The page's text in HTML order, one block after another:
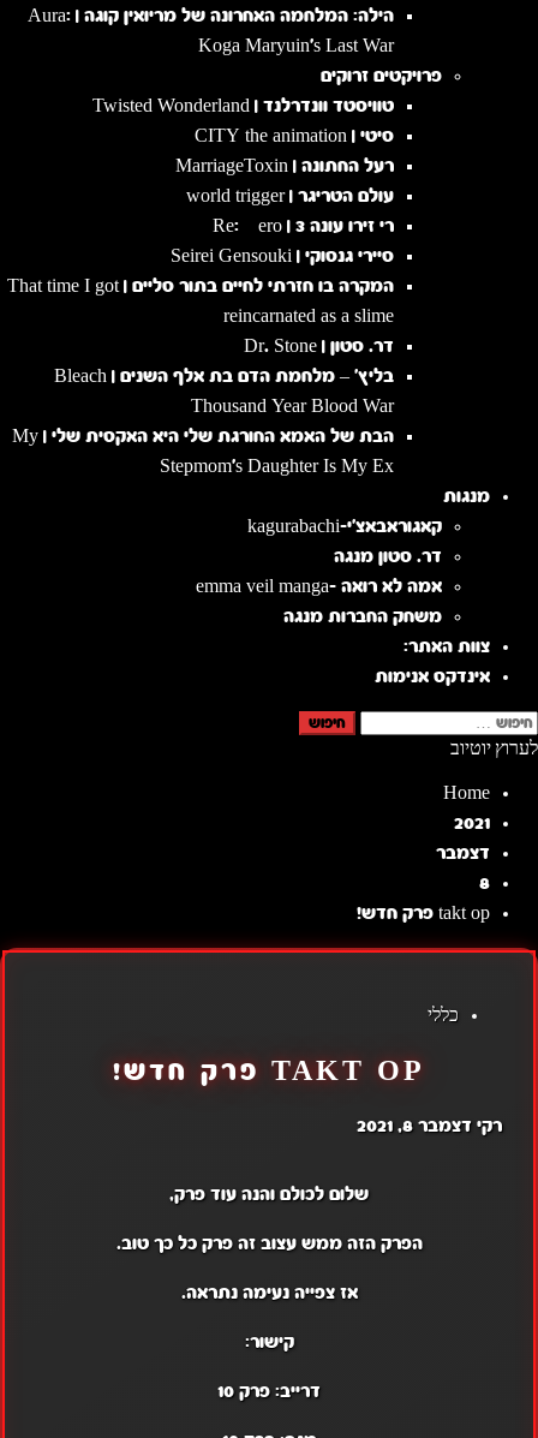
הילה: המלחמה האחרונה של מריואין קוגה | Aura:
Koga Maryuin's Last War
פרויקטים זרוקים
טוויסטד וונדרלנד | Twisted Wonderland
סיטי | CITY the animation
רעל החתונה | MarriageToxin
עולם הטריגר | world trigger
רי זירו עונה 3 | Re:Zero
סיירי גנסוקי | Seirei Gensouki
המקרה בו חזרתי לחיים בתור סליים | That time I got
reincarnated as a slime
דר. סטון | Dr. Stone
בליץ' – מלחמת הדם בת אלף השנים | Bleach
Thousand Year Blood War
הבת של האמא החורגת שלי היא האקסית שלי | My
Stepmom's Daughter Is My Ex
מנגות
קאגוראבאצ'י-kagurabachi
דר. סטון מנגה
אמה לא רואה -emma veil manga
משחק החברות מנגה
צוות האתר:
אינדקס אנימות
חיפוש:
לערוץ יוטיוב
Home
2021
דצמבר
8
takt op פרק חדש!
כללי
TAKT OP פרק חדש!
רקי דצמבר 8, 2021
שלום לכולם והנה עוד פרק,
הפרק הזה ממש עצוב זה פרק כל כך טוב.
אז צפייה נעימה נתראה.
קישור:
דרייב: פרק 10